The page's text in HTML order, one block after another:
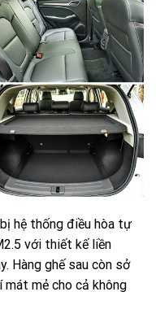
hệ thống điều hòa tự
với thiết kế liền
Hàng ghế sau còn sở
mẻ cho cả không